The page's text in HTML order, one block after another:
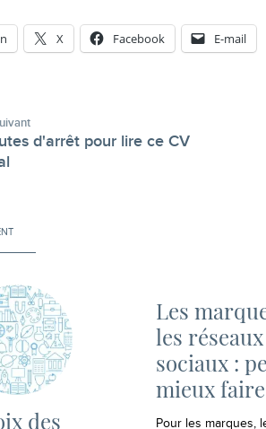
X Facebook E-mail
d'arrêt pour lire ce CV
des
Les
les réseaux
sociaux :
mieux faire
Pour les marques,